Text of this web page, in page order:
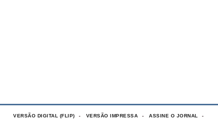
VERSÃO DIGITAL (FLIP) VERSÃO IMPRESSA ASSINE O JORNAL